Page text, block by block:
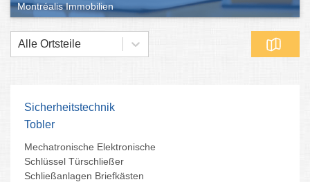
Montréalis Immobilien
Alle Ortsteile
Sicherheitstechnik
Tobler
Mechatronische Elektronische
Schlüssel Türschließer
Schließanlagen Briefkästen